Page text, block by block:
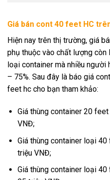
Giá bán cont 40 feet HC
Hiện nay trên thị trường, giá
phụ thuộc vào chất lượng còn
loại container mà nhiều
– 75%. Sau đây là báo giá
feet hc cho bạn tham khảo:
Giá thùng container 20
VNĐ;
Giá thùng container loại
triệu VNĐ;
Giá thùng container loại